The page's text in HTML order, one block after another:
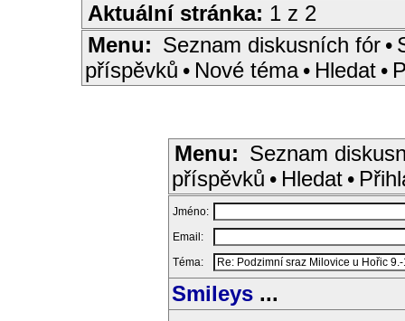
Aktuální stránka: 1 z 2
Menu: Seznam diskusních fór •
příspěvků • Nové téma • Hledat •
Menu: Seznam
příspěvků • Hledat •
Jméno:
Email:
Téma:
Smileys ...